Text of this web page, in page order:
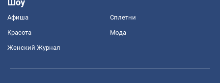
Шоу
Афиша Сплетни
Красота Мода
Женский Журнал